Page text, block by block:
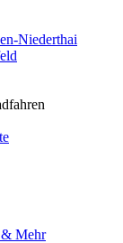
Niederthai
& Mehr